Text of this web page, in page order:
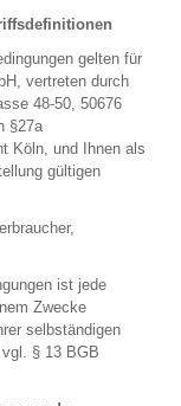
gelten für
vertreten durch
48-50, 50676
§27a
Köln, und Ihnen als
gültigen
ist jede
Zwecke
selbständigen
§ 13 BGB